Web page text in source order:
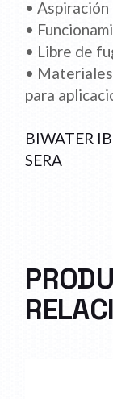
• Aspiración
•
• Libre de
•
para
BIWATER
SERA